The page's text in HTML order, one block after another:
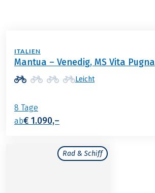
ITALIEN
Mantua – Venedig, MS Vita Pugna
Leicht
8 Tage
ab€ 1.090,–
Rad & Schiff